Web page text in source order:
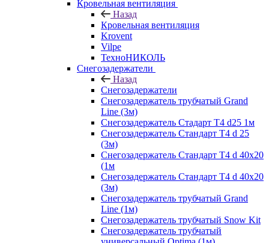
Кровельная вентиляция
Назад
Кровельная вентиляция
Krovent
Vilpe
ТехноНИКОЛЬ
Снегозадержатели
Назад
Снегозадержатели
Снегозадержатель трубчатый Grand
Line (3м)
Снегозадержатель Стадарт Т4 d25 1м
Снегозадержатель Стандарт Т4 d 25
(3м)
Снегозадержатель Стандарт Т4 d 40х20
(1м
Снегозадержатель Стандарт Т4 d 40х20
(3м)
Снегозадержатель трубчатый Grand
Line (1м)
Снегозадержатель трубчатый Snow Kit
Снегозадержатель трубчатый